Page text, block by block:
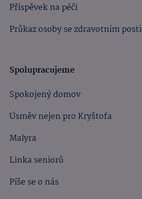
Příspěvek na péči
Průkaz osoby se zdravotním
Spolupracujeme
Spokojený domov
Úsměv nejen pro Kryštofa
Malyra
Linka seniorů
Píše se o nás